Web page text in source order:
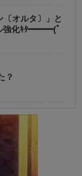
〔オルタ〕」と
強化ｷﾀ━━━(ﾟ
？